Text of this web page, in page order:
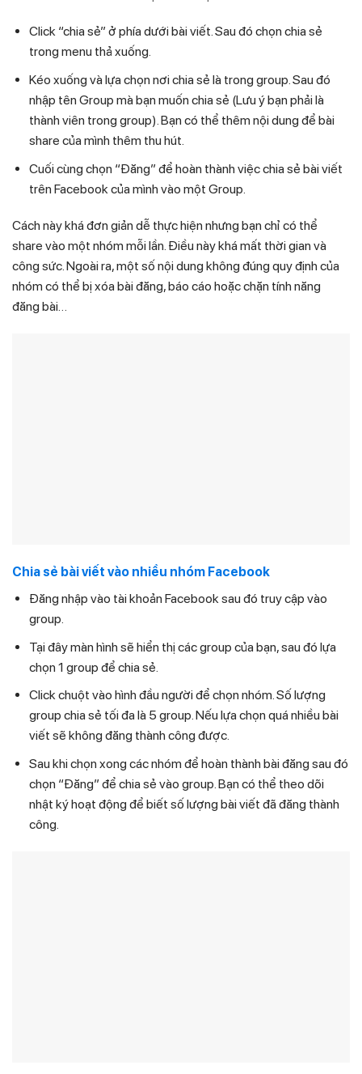
Click “chia sẻ” ở phía dưới bài viết. Sau đó chọn chia sẻ
trong menu thả xuống.
Kéo xuống và lựa chọn nơi chia sẻ là trong group. Sau đó
nhập tên Group mà bạn muốn chia sẻ (Lưu ý bạn phải là
thành viên trong group). Bạn có thể thêm nội dung để bài
share của mình thêm thu hút.
Cuối cùng chọn “Đăng” để hoàn thành việc chia sẻ bài viết
trên Facebook của mình vào một Group.
Cách này khá đơn giản dễ thực hiện nhưng bạn chỉ có thể
share vào một nhóm mỗi lần. Điều này khá mất thời gian và
công sức. Ngoài ra, một số nội dung không đúng quy định của
nhóm có thể bị xóa bài đăng, báo cáo hoặc chặn tính năng
đăng bài…
Chia sẻ bài viết vào nhiều nhóm Facebook
Đăng nhập vào tài khoản Facebook sau đó truy cập vào
group.
Tại đây màn hình sẽ hiển thị các group của bạn, sau đó lựa
chọn 1 group để chia sẻ.
Click chuột vào hình đầu người để chọn nhóm. Số lượng
group chia sẻ tối đa là 5 group. Nếu lựa chọn quá nhiều bài
viết sẽ không đăng thành công được.
Sau khi chọn xong các nhóm để hoàn thành bài đăng sau đó
chọn “Đăng” để chia sẻ vào group. Bạn có thể theo dõi
nhật ký hoạt động để biết số lượng bài viết đã đăng thành
công.